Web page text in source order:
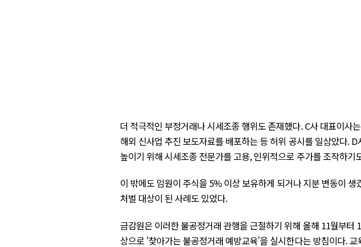
더 적극적인 부정거래나 시세조종 행위도 존재했다. C사 대표이사
해외 신사업 추진 보도자료를 배포하는 등 허위 공시를 일삼았다.
높이기 위해 시세조종 전문가를 고용, 인위적으로 주가를 조작하기
이 밖에도 임원이 주식을 5% 이상 보유하게 되거나 지분 변동이
처벌 대상이 된 사례도 있었다.
금감원은 이러한 불공정거래 관행을 근절하기 위해 올해 11월부
상으로 '찾아가는 불공정거래 예방교육'을 실시한다는 방침이다.